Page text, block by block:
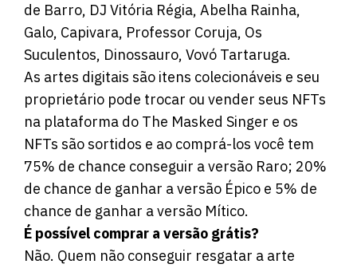
de Barro, DJ Vitória Régia, Abelha Rainha,
Galo, Capivara, Professor Coruja, Os
Suculentos, Dinossauro, Vovó Tartaruga.
As artes digitais são itens colecionáveis e seu
proprietário pode trocar ou vender seus NFTs
na plataforma do The Masked Singer e os
NFTs são sortidos e ao comprá-los você tem
75% de chance conseguir a versão Raro; 20%
de chance de ganhar a versão Épico e 5% de
chance de ganhar a versão Mítico.
É possível comprar a versão grátis?
Não. Quem não conseguir resgatar a arte